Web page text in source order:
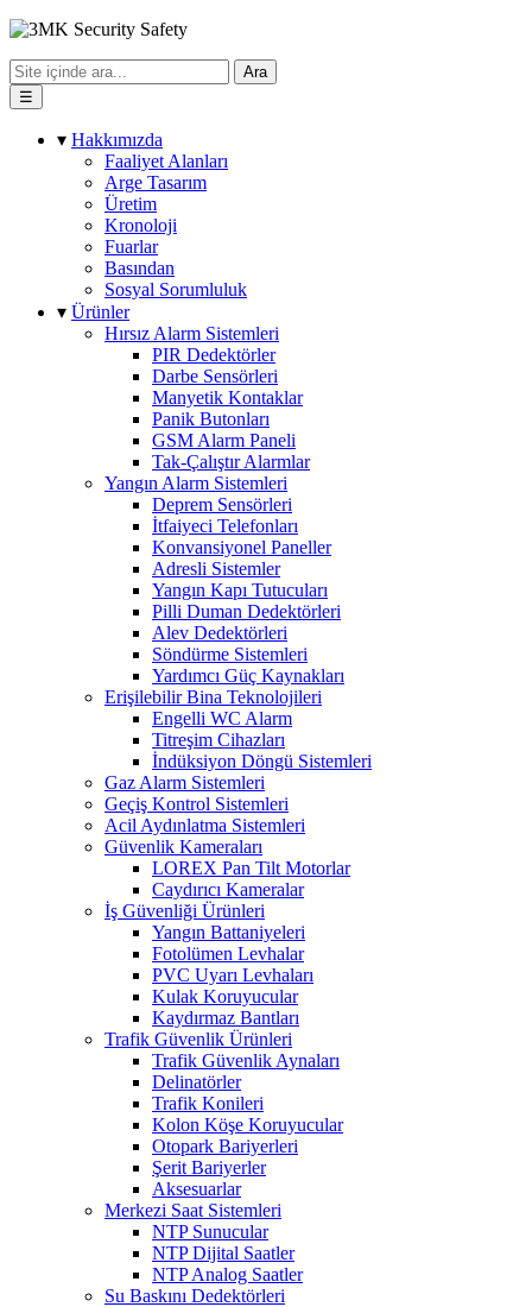
Ara
☰
▾ Hakkımızda
Faaliyet Alanları
Arge Tasarım
Üretim
Kronoloji
Fuarlar
Basından
Sosyal Sorumluluk
▾ Ürünler
Hırsız Alarm Sistemleri
PIR Dedektörler
Darbe Sensörleri
Manyetik Kontaklar
Panik Butonları
GSM Alarm Paneli
Tak-Çalıştır Alarmlar
Yangın Alarm Sistemleri
Deprem Sensörleri
İtfaiyeci Telefonları
Konvansiyonel Paneller
Adresli Sistemler
Yangın Kapı Tutucuları
Pilli Duman Dedektörleri
Alev Dedektörleri
Söndürme Sistemleri
Yardımcı Güç Kaynakları
Erişilebilir Bina Teknolojileri
Engelli WC Alarm
Titreşim Cihazları
İndüksiyon Döngü Sistemleri
Gaz Alarm Sistemleri
Geçiş Kontrol Sistemleri
Acil Aydınlatma Sistemleri
Güvenlik Kameraları
LOREX Pan Tilt Motorlar
Caydırıcı Kameralar
İş Güvenliği Ürünleri
Yangın Battaniyeleri
Fotolümen Levhalar
PVC Uyarı Levhaları
Kulak Koruyucular
Kaydırmaz Bantları
Trafik Güvenlik Ürünleri
Trafik Güvenlik Aynaları
Delinatörler
Trafik Konileri
Kolon Köşe Koruyucular
Otopark Bariyerleri
Şerit Bariyerler
Aksesuarlar
Merkezi Saat Sistemleri
NTP Sunucular
NTP Dijital Saatler
NTP Analog Saatler
Su Baskını Dedektörleri